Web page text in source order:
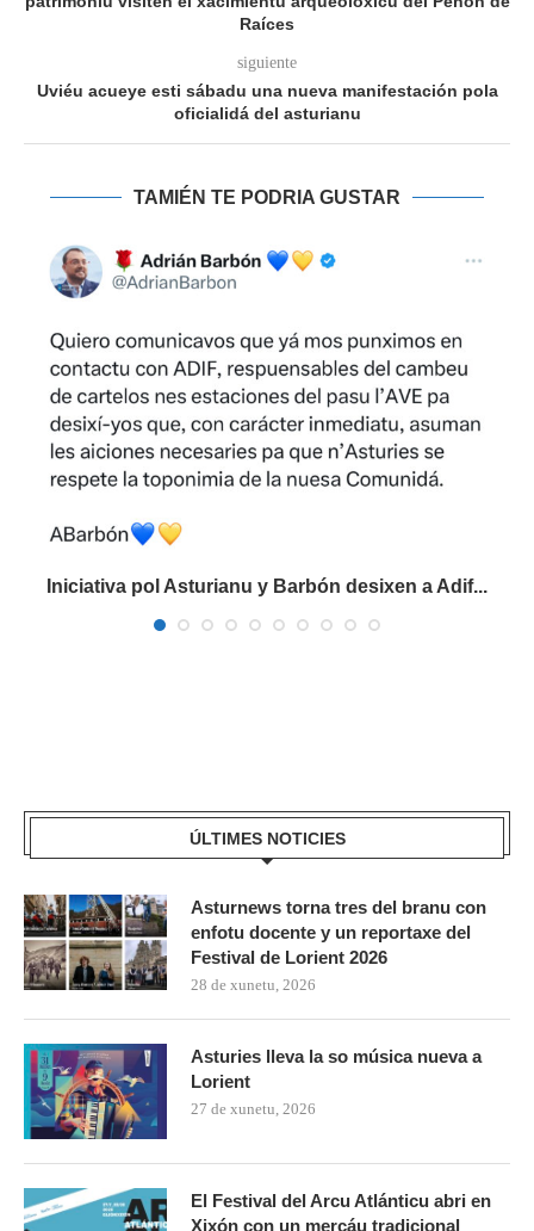
Raíces
siguiente
Uviéu acueye esti sábadu una nueva manifestación pola
oficialidá del asturianu
TAMIÉN TE PODRIA GUSTAR
Iniciativa pol Asturianu y Barbón desixen a Adif...
ÚLTIMES NOTICIES
Asturnews torna tres del branu con
enfotu docente y un reportaxe del
Festival de Lorient 2026
28 de xunetu, 2026
Asturies lleva la so música nueva a
Lorient
27 de xunetu, 2026
El Festival del Arcu Atlánticu abri en
Xixón con un mercáu tradicional